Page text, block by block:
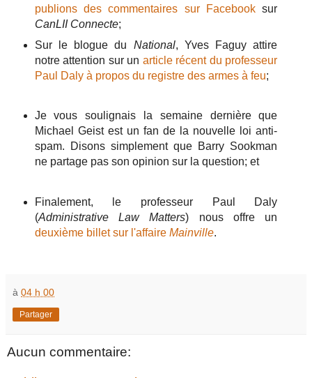
publions des commentaires sur Facebook sur
CanLII Connecte;
Sur le blogue du National, Yves Faguy attire
notre attention sur un article récent du professeur
Paul Daly à propos du registre des armes à feu;
Je vous soulignais la semaine dernière que
Michael Geist est un fan de la nouvelle loi anti-
spam. Disons simplement que Barry Sookman
ne partage pas son opinion sur la question; et
Finalement, le professeur Paul Daly
(Administrative Law Matters) nous offre un
deuxième billet sur l'affaire Mainville.
à 04 h 00
Partager
Aucun commentaire: